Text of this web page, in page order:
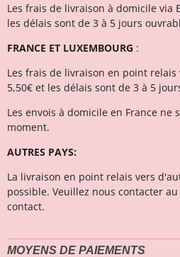
Les frais de livraison à domicile via
les délais sont de 3 à 5 jours
FRANCE ET LUXEMBOURG :
Les frais de livraison en point relais
5,50€ et les délais sont de 3 à 5
Les envois à domicile en France ne
moment.
AUTRES PAYS:
La livraison en point relais vers
possible. Veuillez nous contacter
contact.
MOYENS DE PAIEMENTS